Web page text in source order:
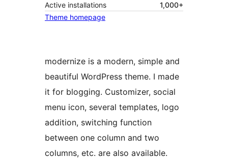
Active installations
1,000+
Theme homepage
modernize is a modern, simple and
beautiful WordPress theme. I made
it for blogging. Customizer, social
menu icon, several templates, logo
addition, switching function
between one column and two
columns, etc. are also available.